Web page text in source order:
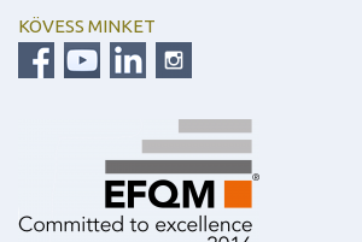
KÖVESS MINKET